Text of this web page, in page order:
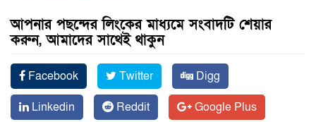
আপনার পছন্দের লিংকের মাধ্যমে সংবাদটি শেয়ার
করুন, আমাদের সাথেই থাকুন
Facebook Twitter
Digg
Linkedin
Reddit
Google Plus